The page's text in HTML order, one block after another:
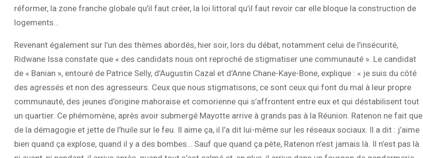
réformer, la zone franche globale qu’il faut créer, la loi littoral qu’il faut revoir car elle bloque la construction de
logements…
Revenant également sur l’un des thèmes abordés, hier soir, lors du débat, notamment celui de l’insécurité,
Ridwane Issa constate que « des candidats nous ont reproché de stigmatiser une communauté ». Le candidat
de « Banian », entouré de Patrice Selly, d’Augustin Cazal et d’Anne Chane-Kaye-Bone, explique : « je suis du côté
des agressés et non des agresseurs. Ceux que nous stigmatisons, ce sont ceux qui font du mal à leur propre
communauté, des jeunes d’origine mahoraise et comorienne qui s’affrontent entre eux et qui déstabilisent tout
un quartier. Ce phémomène, après avoir submergé Mayotte arrive à grands pas à la Réunion. Ratenon ne fait que
de la démagogie et jette de l’huile sur le feu. Il aime ça, il l’a dit lui-même sur les réseaux sociaux. Il a dit : j’aime
bien quand ça explose, quand il y a des bombes… Sauf que quand ça pète, Ratenon n’est jamais là. Il n’est pas là